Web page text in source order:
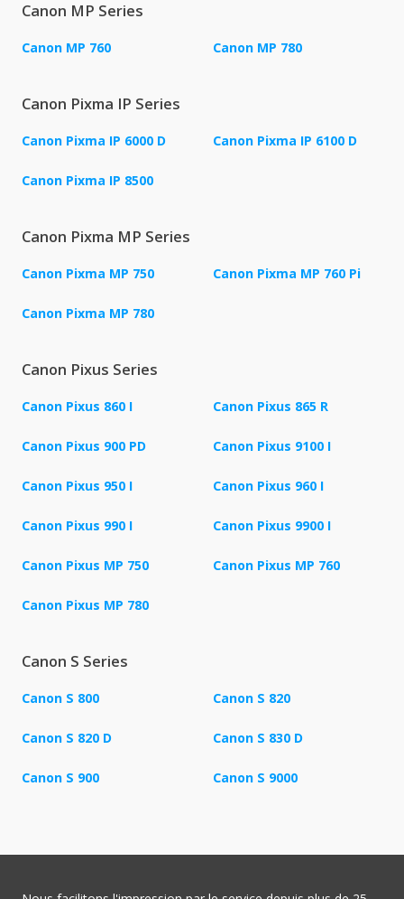
Canon MP Series
Canon MP 760 Canon MP 780
Canon Pixma IP Series
Canon Pixma IP 6000 D Canon Pixma IP 6100 D
Canon Pixma IP 8500
Canon Pixma MP Series
Canon Pixma MP 750 Canon Pixma MP 760 Pi
Canon Pixma MP 780
Canon Pixus Series
Canon Pixus 860 I Canon Pixus 865 R
Canon Pixus 900 PD Canon Pixus 9100 I
Canon Pixus 950 I Canon Pixus 960 I
Canon Pixus 990 I Canon Pixus 9900 I
Canon Pixus MP 750 Canon Pixus MP 760
Canon Pixus MP 780
Canon S Series
Canon S 800 Canon S 820
Canon S 820 D Canon S 830 D
Canon S 900 Canon S 9000